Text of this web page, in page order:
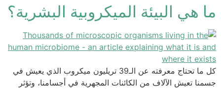
ما هي البيئة الميكروبية البشرية؟
كل ما تحتاج معرفته عن الـ39 تريليون ميكروب الذي يعيش في
جسمنا تعيش الآلاف من الكائنات المجهرية في أجسامنا، وتؤثر